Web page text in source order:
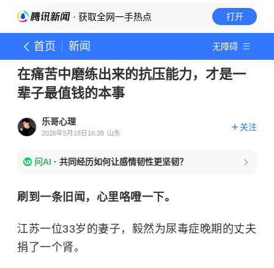
· 获取全网一手热点 打开
首页 新闻 无障碍
在痛苦中磨练出来的抗压能力，才是一
辈子最值钱的本事
乐哥心理
2026年5月18日16:39 山东
关注
问AI · 共同经历如何让感情韧性更坚韧？
刷到一条旧闻，心里咯噔一下。
江苏一位33岁的妻子，毅然为尿毒症晚期的丈夫
捐了一个肾。